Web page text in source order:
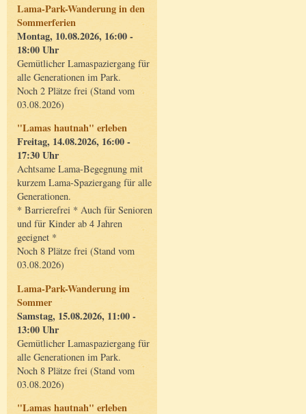
Lama-Park-Wanderung in den
Sommerferien
Montag, 10.08.2026, 16:00 -
18:00 Uhr
Gemütlicher Lamaspaziergang für
alle Generationen im Park.
Noch 2 Plätze frei (Stand vom
03.08.2026)
"Lamas hautnah" erleben
Freitag, 14.08.2026, 16:00 -
17:30 Uhr
Achtsame Lama-Begegnung mit
kurzem Lama-Spaziergang für alle
Generationen.
* Barrierefrei * Auch für Senioren
und für Kinder ab 4 Jahren
geeignet *
Noch 8 Plätze frei (Stand vom
03.08.2026)
Lama-Park-Wanderung im
Sommer
Samstag, 15.08.2026, 11:00 -
13:00 Uhr
Gemütlicher Lamaspaziergang für
alle Generationen im Park.
Noch 8 Plätze frei (Stand vom
03.08.2026)
"Lamas hautnah" erleben